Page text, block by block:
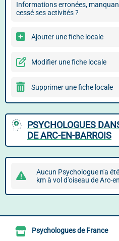
Informations erronées,
cessé ses activités ?
Ajouter une fiche locale
Modifier une fiche locale
Supprimer une fiche locale
PSYCHOLOGUES
DE ARC-EN-BARROIS
Aucun Psychologue n'a
km à vol d'oiseau de Arc-
Psychologues de France